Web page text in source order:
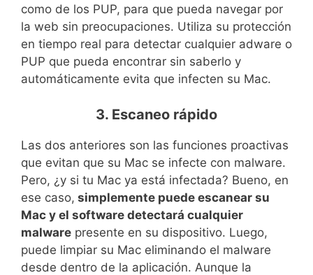
como de los PUP, para que pueda navegar por
la web sin preocupaciones. Utiliza su protección
en tiempo real para detectar cualquier adware o
PUP que pueda encontrar sin saberlo y
automáticamente evita que infecten su Mac.
3. Escaneo rápido
Las dos anteriores son las funciones proactivas
que evitan que su Mac se infecte con malware.
Pero, ¿y si tu Mac ya está infectada? Bueno, en
ese caso, simplemente puede escanear su
Mac y el software detectará cualquier
malware presente en su dispositivo. Luego,
puede limpiar su Mac eliminando el malware
desde dentro de la aplicación. Aunque la